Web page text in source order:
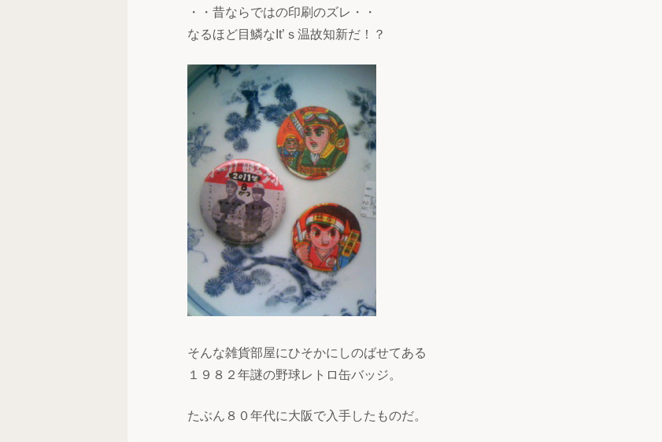
・・昔ならではの印刷のズレ・・
なるほど目鱗なIt’ｓ温故知新だ！？
そんな雑貨部屋にひそかにしのばせてある
１９８２年謎の野球レトロ缶バッジ。
たぶん８０年代に大阪で入手したものだ。